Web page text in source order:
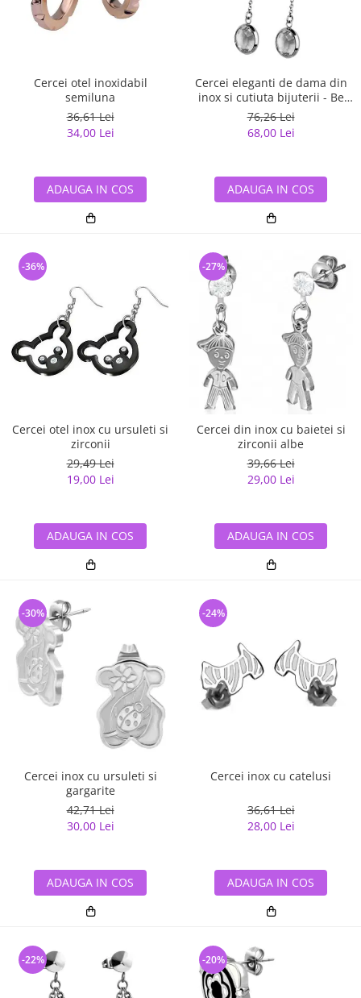
Cercei otel inoxidabil
semiluna
36,61 Lei
34,00 Lei
ADAUGA IN COS
Cercei eleganti de dama din
inox si cutiuta bijuterii - Be
Elegant
76,26 Lei
68,00 Lei
ADAUGA IN COS
Cercei otel inox cu ursuleti si
zirconii
29,49 Lei
19,00 Lei
-36%
ADAUGA IN COS
Cercei din inox cu baietei si
zirconii albe
39,66 Lei
29,00 Lei
-27%
ADAUGA IN COS
Cercei inox cu ursuleti si
gargarite
42,71 Lei
30,00 Lei
-30%
ADAUGA IN COS
Cercei inox cu catelusi
36,61 Lei
28,00 Lei
-24%
ADAUGA IN COS
-22% -20%